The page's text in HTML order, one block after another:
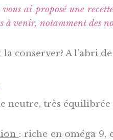
ai proposé une
à venir, notamment des
la conserver? A l’abri
neutre, très
: riche en oméga 9,